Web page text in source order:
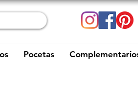
Pocetas